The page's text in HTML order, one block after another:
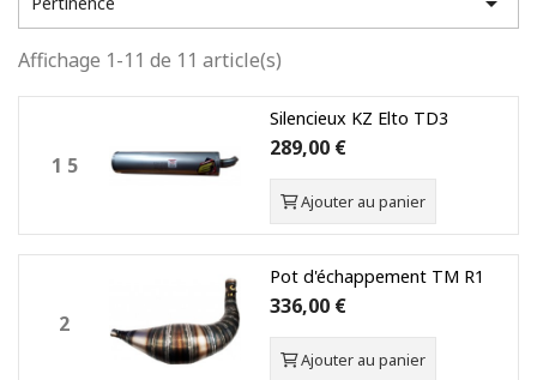
Affichage 1-11 de 11 article(s)
1 5
Silencieux KZ Elto TD3
289,00 €
Ajouter au panier
2
Pot d'échappement TM R1
336,00 €
Ajouter au panier